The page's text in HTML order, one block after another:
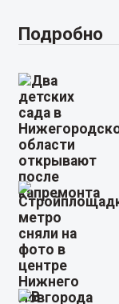
Подробно